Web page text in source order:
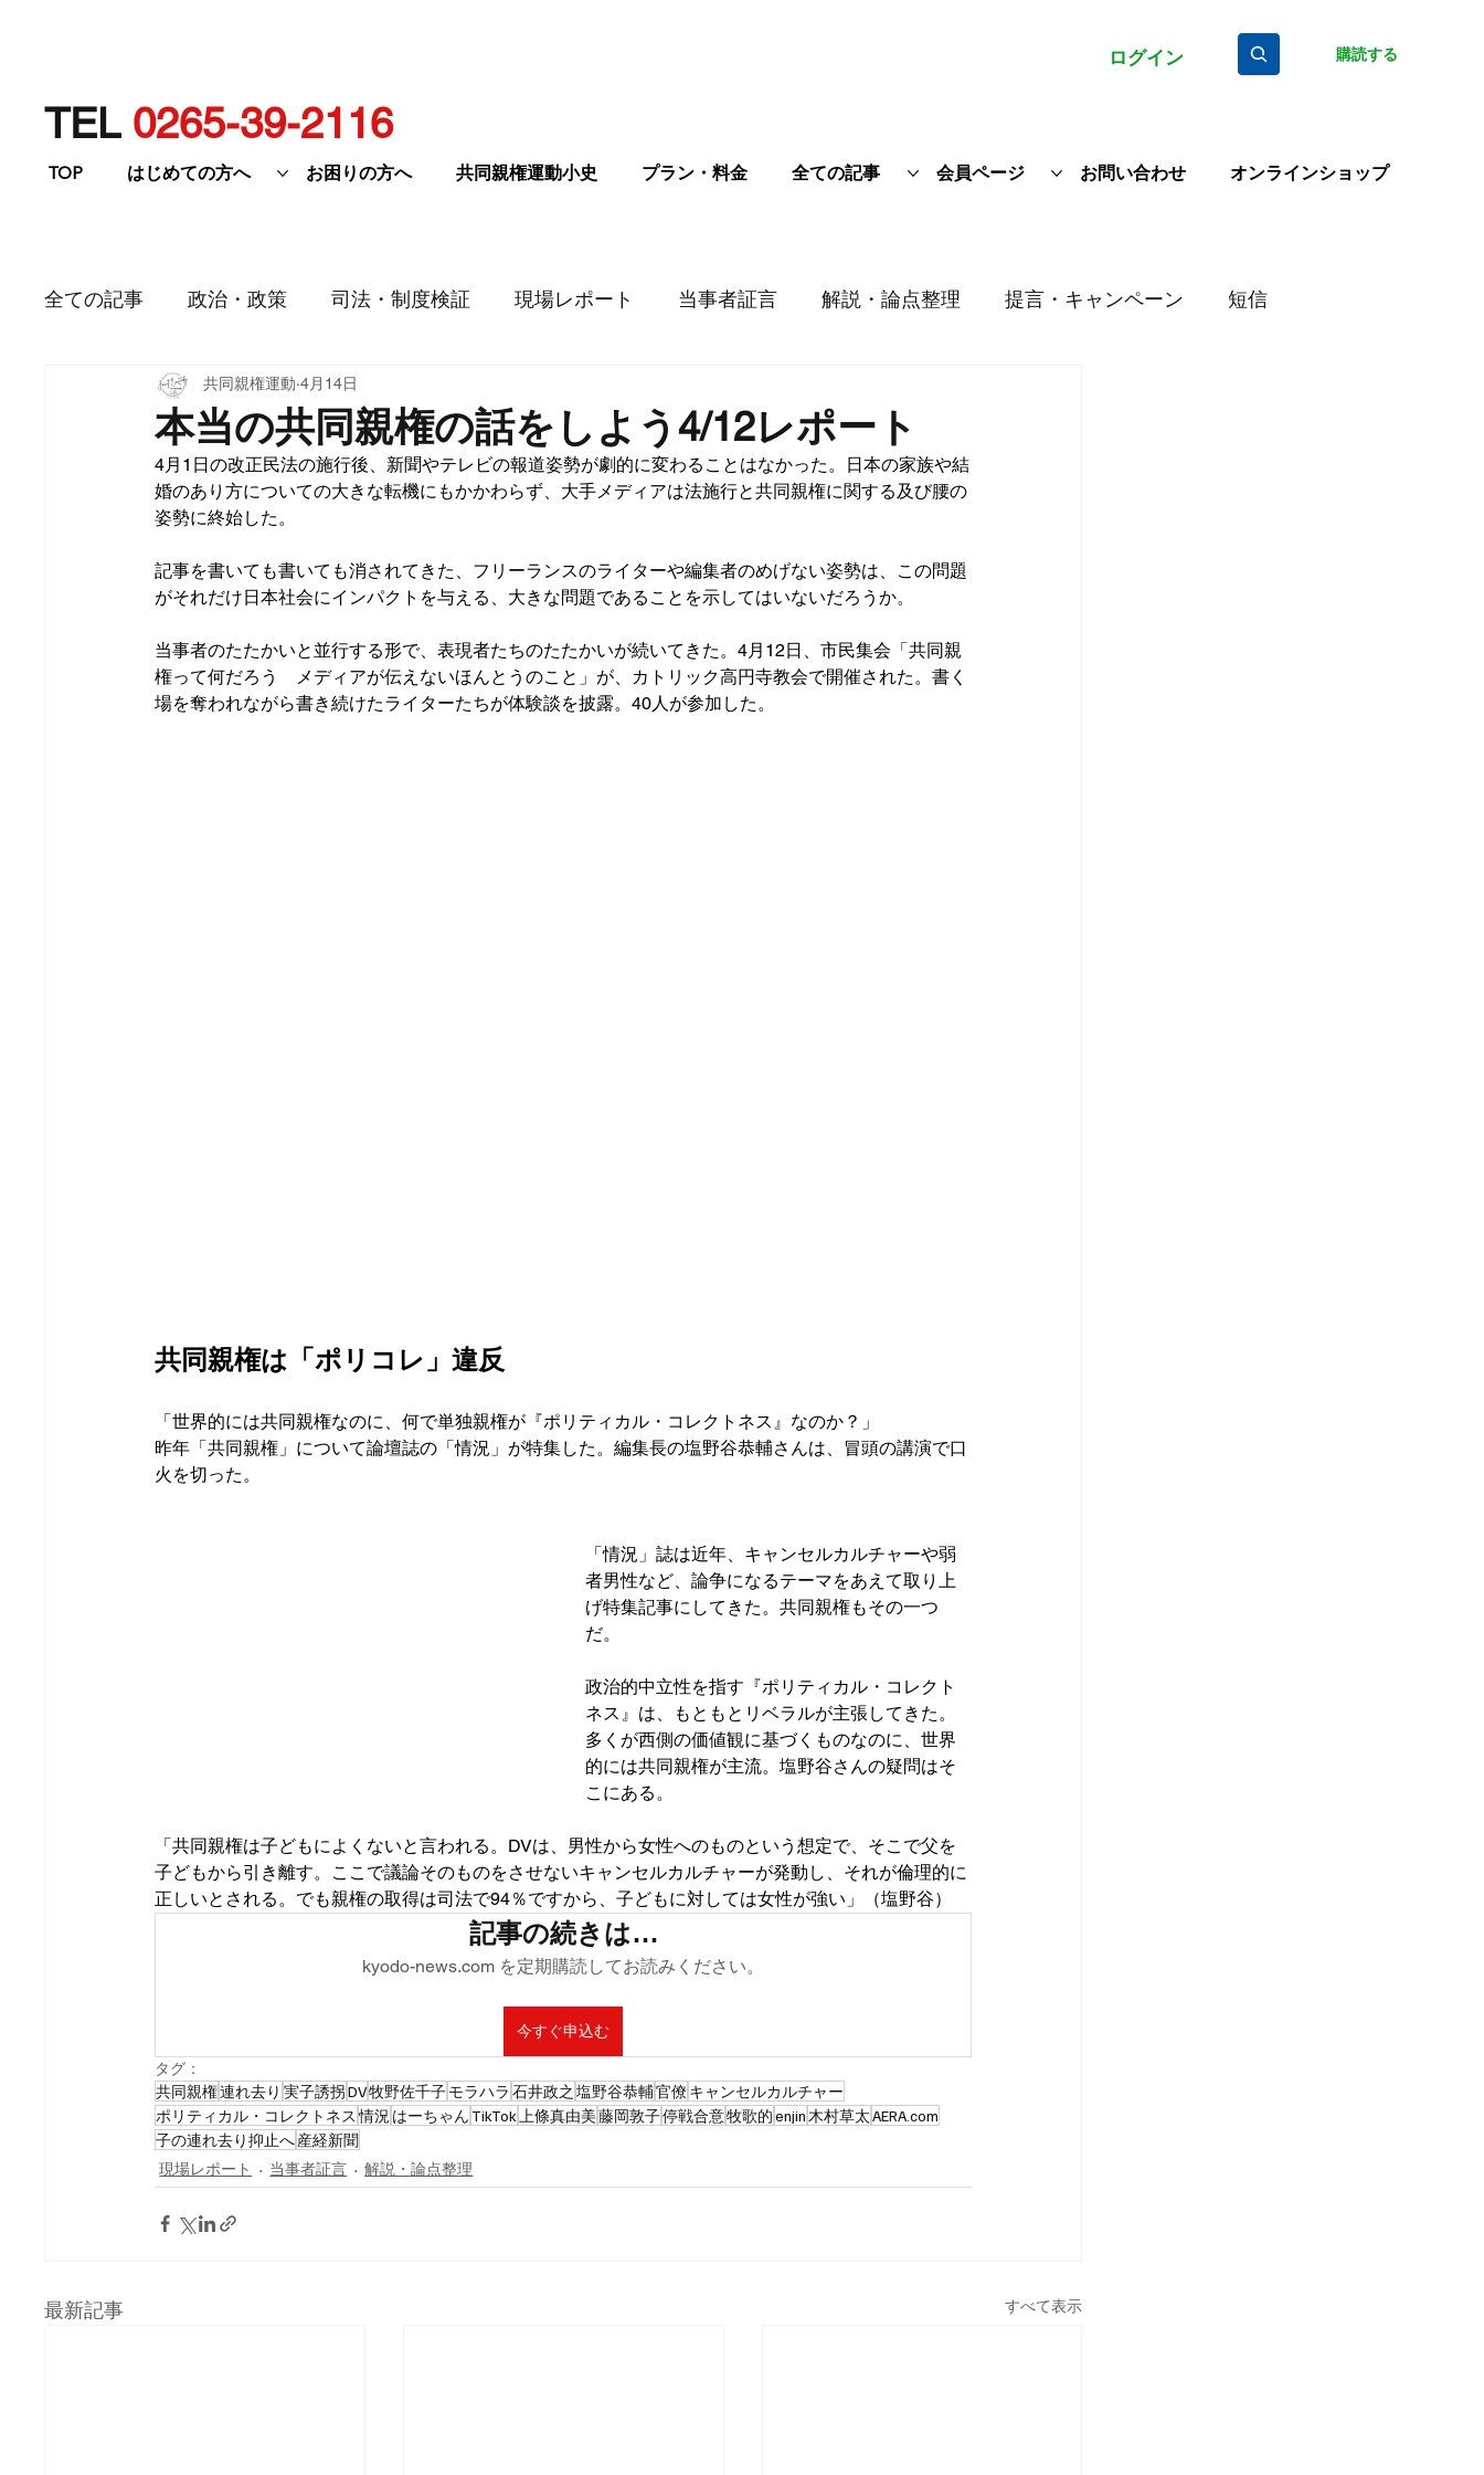
ログイン 購読する
TOP はじめての方へ お困りの方へ 共同親権運動小史 プラン・料金 全ての記事 会員ページ お問い合わせ オンラインショップ
TEL 0265-39-2116
全ての記事 政治・政策 司法・制度検証 現場レポート 当事者証言 解説・論点整理 提言・キャンペーン 短信
研修・イベント等
本当の共同親権の話をしよう4/12レポート
共同親権運動 4月14日
4月1日の改正民法の施行後、新聞やテレビの報道姿勢が劇的に変わることはなかった。日本の家族や結
婚のあり方についての大きな転機にもかかわらず、大手メディアは法施行と共同親権に関する及び腰の
姿勢に終始した。
記事を書いても書いても消されてきた、フリーランスのライターや編集者のめげない姿勢は、この問題
がそれだけ日本社会にインパクトを与える、大きな問題であることを示してはいないだろうか。
当事者のたたかいと並行する形で、表現者たちのたたかいが続いてきた。4月12日、市民集会「共同親
権って何だろう　メディアが伝えないほんとうのこと」が、カトリック高円寺教会で開催された。書く
場を奪われながら書き続けたライターたちが体験談を披露。40人が参加した。
共同親権は「ポリコレ」違反
「世界的には共同親権なのに、何で単独親権が『ポリティカル・コレクトネス』なのか？」
昨年「共同親権」について論壇誌の「情況」が特集した。編集長の塩野谷恭輔さんは、冒頭の講演で口
火を切った。
「情況」誌は近年、キャンセルカルチャーや弱
者男性など、論争になるテーマをあえて取り上
げ特集記事にしてきた。共同親権もその一つ
だ。
政治的中立性を指す『ポリティカル・コレクト
ネス』は、もともとリベラルが主張してきた。
多くが西側の価値観に基づくものなのに、世界
的には共同親権が主流。塩野谷さんの疑問はそ
こにある。
「共同親権は子どもによくないと言われる。DVは、男性から女性へのものという想定で、そこで父を
子どもから引き離す。ここで議論そのものをさせないキャンセルカルチャーが発動し、それが倫理的に
正しいとされる。でも親権の取得は司法で94％ですから、子どもに対しては女性が強い」（塩野谷）
記事の続きは…
kyodo-news.com を定期購読してお読みください。
今すぐ申込む
タグ：
共同親権連れ去り 実子誘拐DV牧野佐千子モラハラ 石井政之 塩野谷恭輔官僚キャンセルカルチャー
ポリティカル・コレクトネス 情況 はーちゃん TikTok 上條真由美藤岡敦子停戦合意牧歌的enjin 木村草太AERA.com
子の連れ去り抑止へ産経新聞
現場レポート 当事者証言 解説・論点整理
最新記事 すべて表示